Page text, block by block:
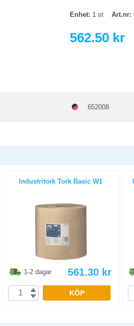
Enhet: 1 st Art.nr:
562.50 kr
652008
Industritork Tork Basic W1
1-2 dagar 561.30 kr
KÖP